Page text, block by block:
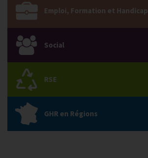
Emploi, Formation et Handicap
Social
RSE
GHR en Régions